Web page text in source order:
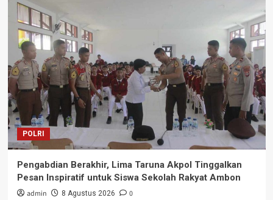
POLRI
Pengabdian Berakhir, Lima Taruna Akpol Tinggalkan
Pesan Inspiratif untuk Siswa Sekolah Rakyat Ambon
admin 8 Agustus 2026 0